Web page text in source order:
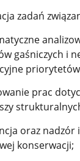
zadań
gaśniczych i
prac
oraz nadzór
konserwacji;